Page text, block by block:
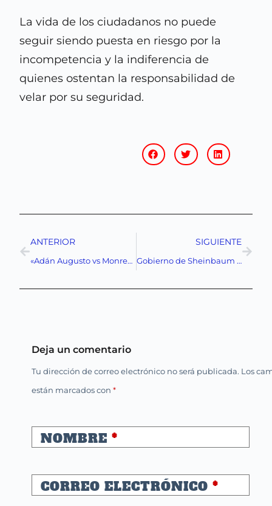
La vida de los ciudadanos no puede
seguir siendo puesta en riesgo por la
incompetencia y la indiferencia de
quienes ostentan la responsabilidad de
velar por su seguridad.
ANTERIOR
«Adán Augusto vs Monreal: La batalla interna que sacude a Morena
SIGUIENTE
Gobierno de Sheinbaum inicia foros para diseñar el Plan Nacional de Desarrollo 2025-2030
Deja un comentario
Tu dirección de correo electrónico no será publicada. Los
están marcados con*
NOMBRE *
CORREO ELECTRÓNICO *